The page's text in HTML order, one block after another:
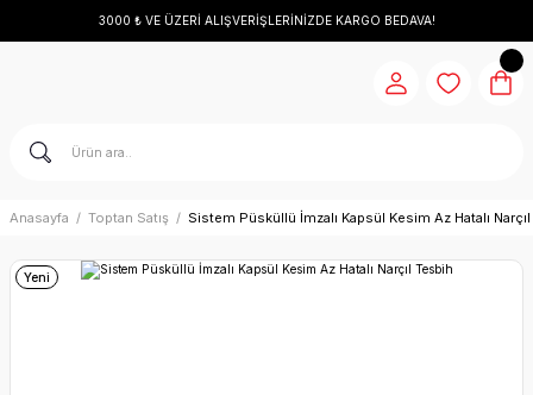
3000 ₺ VE ÜZERİ ALIŞVERİŞLERİNİZDE KARGO BEDAVA!
Anasayfa Toptan Satış Sistem Püsküllü İmzalı Kapsül Kesim Az Hatalı
Yeni